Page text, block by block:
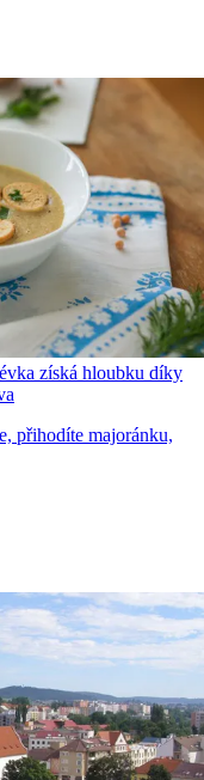
získá hloubku díky
přihodíte majoránku,